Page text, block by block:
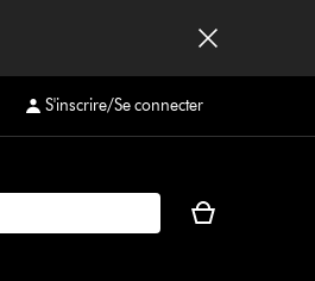
S'inscrire/Se connecter
Votre